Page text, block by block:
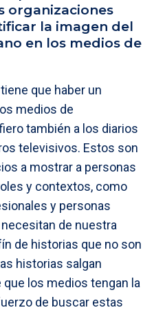
organizaciones
la imagen del
en los medios de
que haber un
medios de
también a los diarios
televisivos. Estos son
a mostrar a personas
y contextos, como
y personas
de nuestra
de historias que no son
historias salgan
los medios tengan la
de buscar estas